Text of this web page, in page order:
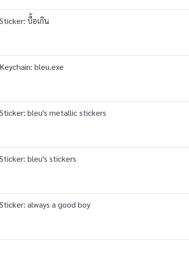
Sticker: บื้อเกิน
Keychain: bleu.exe
Sticker: bleu's metallic stickers
Sticker: bleu's stickers
Sticker: always a good boy